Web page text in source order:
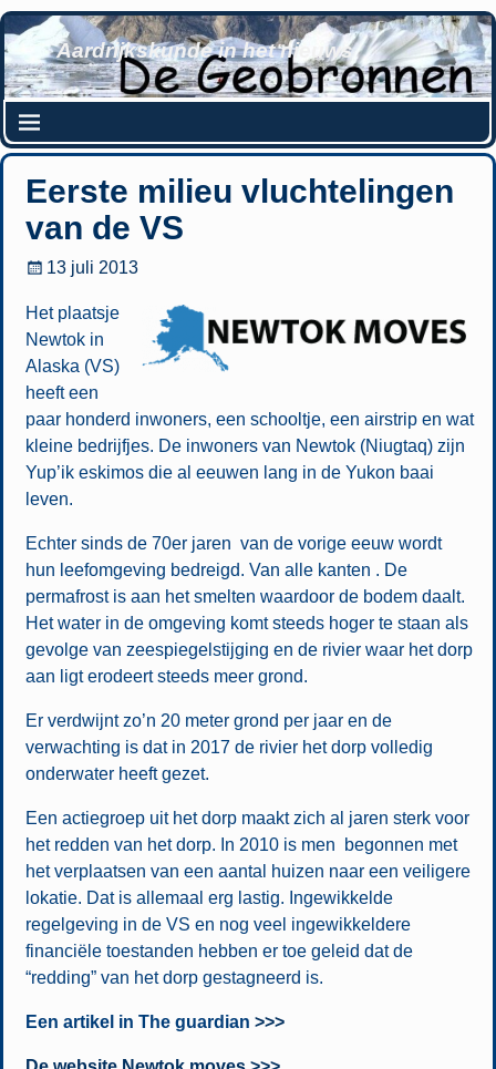
Aardrijkskunde in het nieuws
Eerste milieu vluchtelingen
van de VS
13 juli 2013
Het plaatsje
Newtok in
Alaska (VS)
heeft een
paar honderd inwoners, een schooltje, een airstrip en wat
kleine bedrijfjes. De inwoners van Newtok (Niugtaq) zijn
Yup’ik eskimos die al eeuwen lang in de Yukon baai
leven.
Echter sinds de 70er jaren van de vorige eeuw wordt
hun leefomgeving bedreigd. Van alle kanten . De
permafrost is aan het smelten waardoor de bodem daalt.
Het water in de omgeving komt steeds hoger te staan als
gevolge van zeespiegelstijging en de rivier waar het dorp
aan ligt erodeert steeds meer grond.
Er verdwijnt zo’n 20 meter grond per jaar en de
verwachting is dat in 2017 de rivier het dorp volledig
onderwater heeft gezet.
Een actiegroep uit het dorp maakt zich al jaren sterk voor
het redden van het dorp. In 2010 is men begonnen met
het verplaatsen van een aantal huizen naar een veiligere
lokatie. Dat is allemaal erg lastig. Ingewikkelde
regelgeving in de VS en nog veel ingewikkeldere
financiële toestanden hebben er toe geleid dat de
“redding” van het dorp gestagneerd is.
Een artikel in The guardian >>>